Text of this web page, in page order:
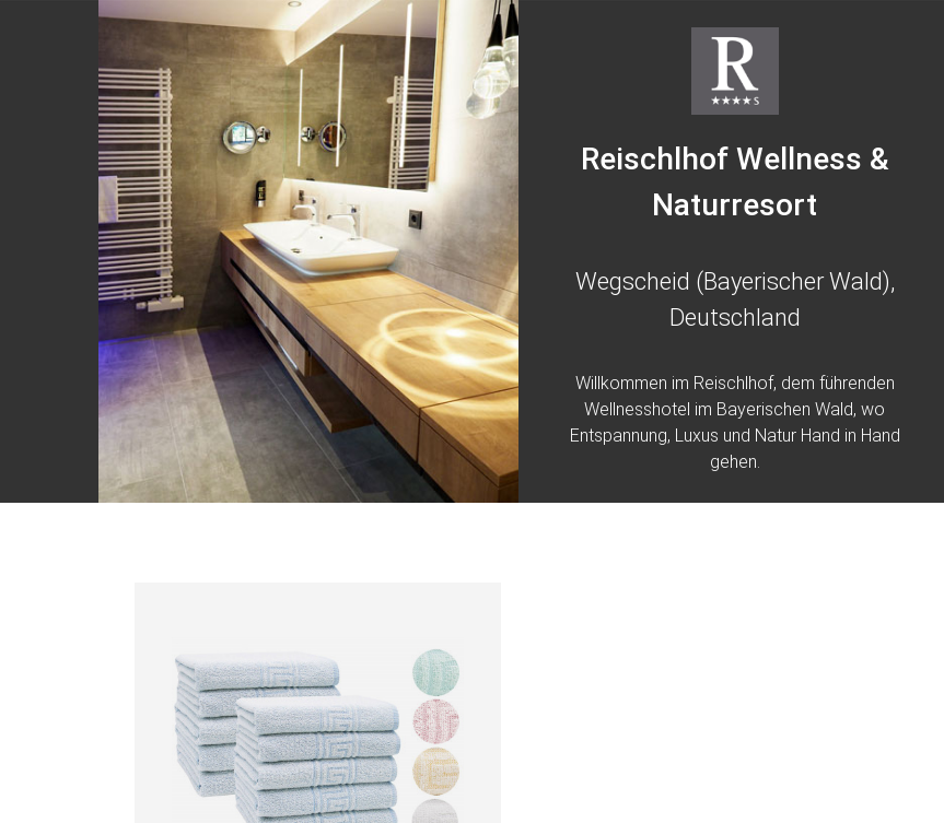
Reischlhof Wellness &
Naturresort
Wegscheid (Bayerischer Wald),
Deutschland
Willkommen im Reischlhof, dem führenden
Wellnesshotel im Bayerischen Wald, wo
Entspannung, Luxus und Natur Hand in Hand
gehen.